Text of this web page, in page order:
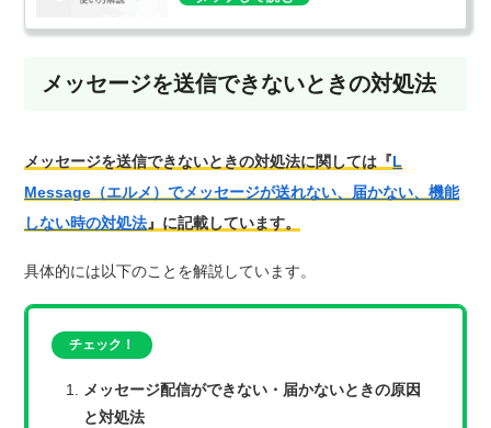
メッセージを送信できないときの対処法
メッセージを送信できないときの対処法に関しては『L
Message（エルメ）でメッセージが送れない、届かない、機能
しない時の対処法』に記載しています。
具体的には以下のことを解説しています。
チェック！
メッセージ配信ができない・届かないときの原因
と対処法